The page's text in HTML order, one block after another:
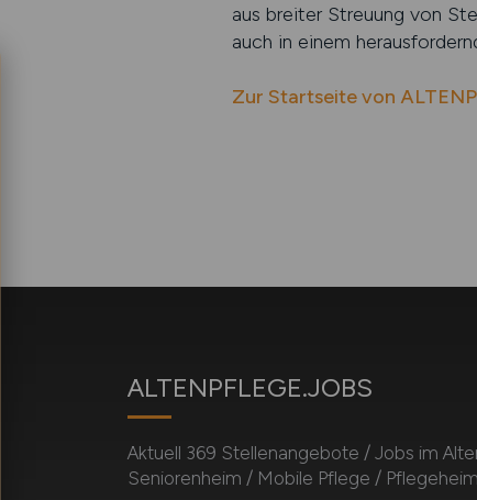
aus breiter Streuung von
auch in einem
Zur Startseite von
ALTENPFLEGE.JOBS
Aktuell 369 Stellenangebote / Jobs im
Seniorenheim / Mobile Pflege / Pflegeheim